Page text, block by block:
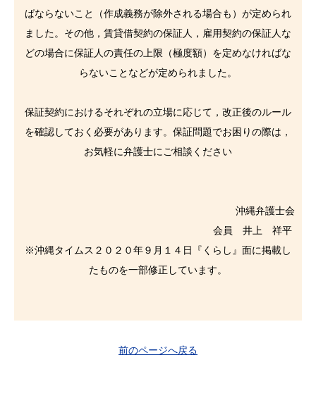
ばならないこと（作成義務が除外される場合も）が定められ
ました。その他，賃貸借契約の保証人，雇用契約の保証人な
どの場合に保証人の責任の上限（極度額）を定めなければな
らないことなどが定められました。
保証契約におけるそれぞれの立場に応じて，改正後のルール
を確認しておく必要があります。保証問題でお困りの際は，
お気軽に弁護士にご相談ください
沖縄弁護士会
会員 井上 祥平
※沖縄タイムス２０２０年９月１４日『くらし』面に掲載し
たものを一部修正しています。
前のページへ戻る